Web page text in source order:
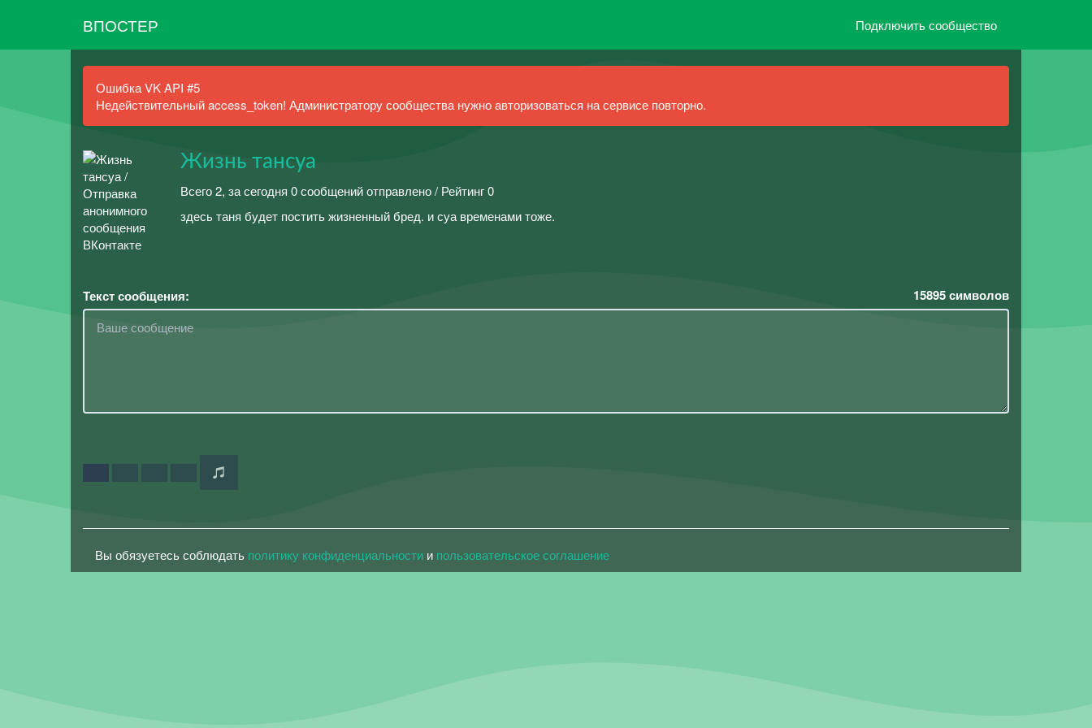
ВПОСТЕР Подключить сообщество
Ошибка VK API #5
Недействительный access_token! Администратору сообщества нужно авторизоваться на сервисе повторно.
Жизнь тансуа
Всего 2, за сегодня 0 сообщений отправлено / Рейтинг 0
здесь таня будет постить жизненный бред. и суа временами тоже.
Текст сообщения: 15895символов
Вы обязуетесь соблюдать политику конфиденциальности и пользовательское соглашение